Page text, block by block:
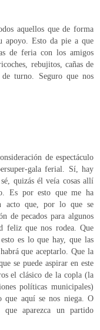
aquellos que de forma
apoyo. Esto da pie a que
de feria con los amigos
rebujitos, cañas de
turno. Seguro que nos
de espectáculo
gala ferial. Sí, hay
quizás él veía cosas allí
Es por esto que me ha
acto que, por lo que se
de pecados para algunos
feliz que nos rodea. Que
es lo que hay, que las
que aceptarlo. Que la
se puede aspirar en este
el clásico de la copla (la
políticas municipales)
que aquí se nos niega. O
que aparezca un partido